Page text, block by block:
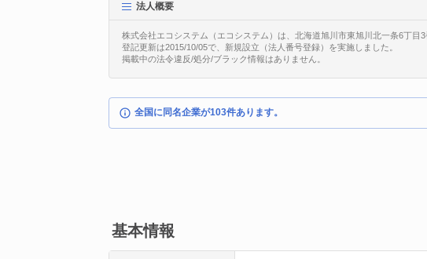
法人概要
株式会社エコシステム（エコシステム）は、北海道旭川市東旭川北一条6丁目
登記更新は2015/10/05で、新規設立（法人番号登録）を実施しました。
掲載中の法令違反/処分/ブラック情報はありません。
全国に同名企業が103件あります。
基本情報